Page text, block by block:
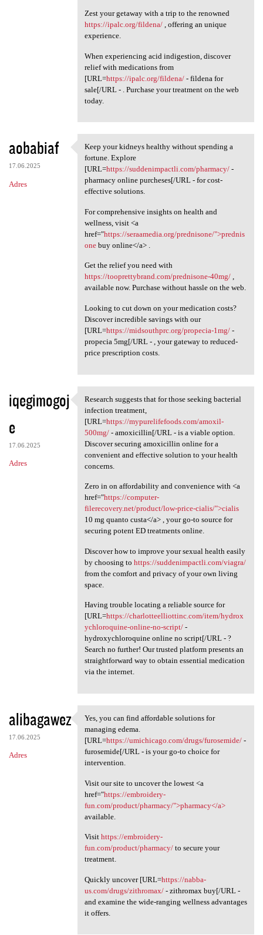
Zest your getaway with a trip to the renowned
https://ipalc.org/fildena/, offering an unique
experience.
When experiencing acid indigestion, discover
relief with medications from
[URL=https://ipalc.org/fildena/- fildena for
sale[/URL - . Purchase your treatment on the web
today.
aobabiaf
17.06.2025
Adres
Keep your kidneys healthy
Keep your kidneys healthy without spending a
fortune. Explore
[URL=https://suddenimpactli.com/pharmacy/-
pharmacy online purcheses[/URL - for cost-
effective solutions.
For comprehensive insights on health and
wellness, visit <a
href="https://seraamedia.org/prednisone/">prednis
onebuy online</a> .
Get the relief you need with
https://tooprettybrand.com/prednisone-40mg/,
available now. Purchase without hassle on the web.
Looking to cut down on your medication costs?
Discover incredible savings with our
[URL=https://midsouthprc.org/propecia-1mg/-
propecia 5mg[/URL - , your gateway to reduced-
price prescription costs.
iqegimogoj
e
17.06.2025
Adres
Research suggests that for
Research suggests that for those seeking bacterial
infection treatment,
[URL=https://mypurelifefoods.com/amoxil-
500mg/- amoxicillin[/URL - is a viable option.
Discover securing amoxicillin online for a
convenient and effective solution to your health
concerns.
Zero in on affordability and convenience with <a
href="https://computer-
filerecovery.net/product/low-price-cialis/">cialis
10 mg quanto custa</a> , your go-to source for
securing potent ED treatments online.
Discover how to improve your sexual health easily
by choosing to https://suddenimpactli.com/viagra/
from the comfort and privacy of your own living
space.
Having trouble locating a reliable source for
[URL=https://charlotteelliottinc.com/item/hydrox
ychloroquine-online-no-script/-
hydroxychloroquine online no script[/URL - ?
Search no further! Our trusted platform presents an
straightforward way to obtain essential medication
via the internet.
alibagawez
17.06.2025
Adres
Yes, you can find affordable
Yes, you can find affordable solutions for
managing edema.
[URL=https://umichicago.com/drugs/furosemide/-
furosemide[/URL - is your go-to choice for
intervention.
Visit our site to uncover the lowest <a
href="https://embroidery-
fun.com/product/pharmacy/">pharmacy</a>
available.
Visit https://embroidery-
fun.com/product/pharmacy/to secure your
treatment.
Quickly uncover [URL=https://nabba-
us.com/drugs/zithromax/- zithromax buy[/URL -
and examine the wide-ranging wellness advantages
it offers.